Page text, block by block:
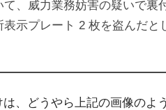
、威力業務妨害の疑いで裏
示プレート 2 枚を盗んだと
、どうやら上記の画像のよ